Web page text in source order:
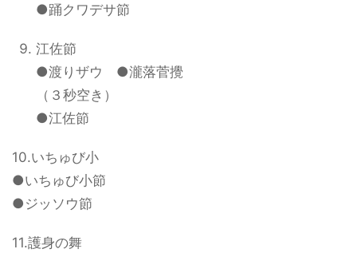
●踊クワデサ節
江佐節
●渡りザウ ●瀧落菅攪
（３秒空き）
●江佐節
10.いちゅび小
●いちゅび小節
●ジッソウ節
11.護身の舞